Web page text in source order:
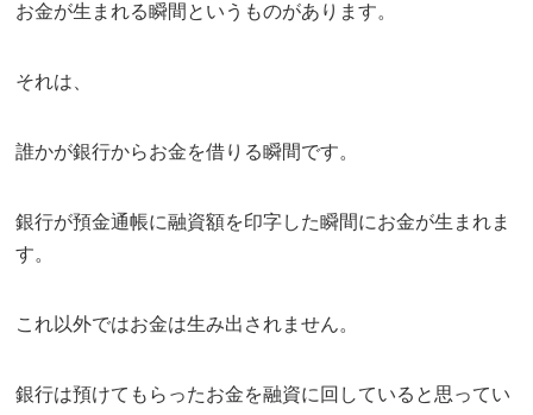
お金が生まれる瞬間というものがあります。
それは、
誰かが銀行からお金を借りる瞬間です。
銀行が預金通帳に融資額を印字した瞬間にお金が生まれま
す。
これ以外ではお金は生み出されません。
銀行は預けてもらったお金を融資に回していると思ってい